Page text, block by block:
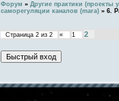
Форум » Другие практики (проекты
саморегуляции каналов (mara) » 6.
Страница 2 из 2 « 1 2